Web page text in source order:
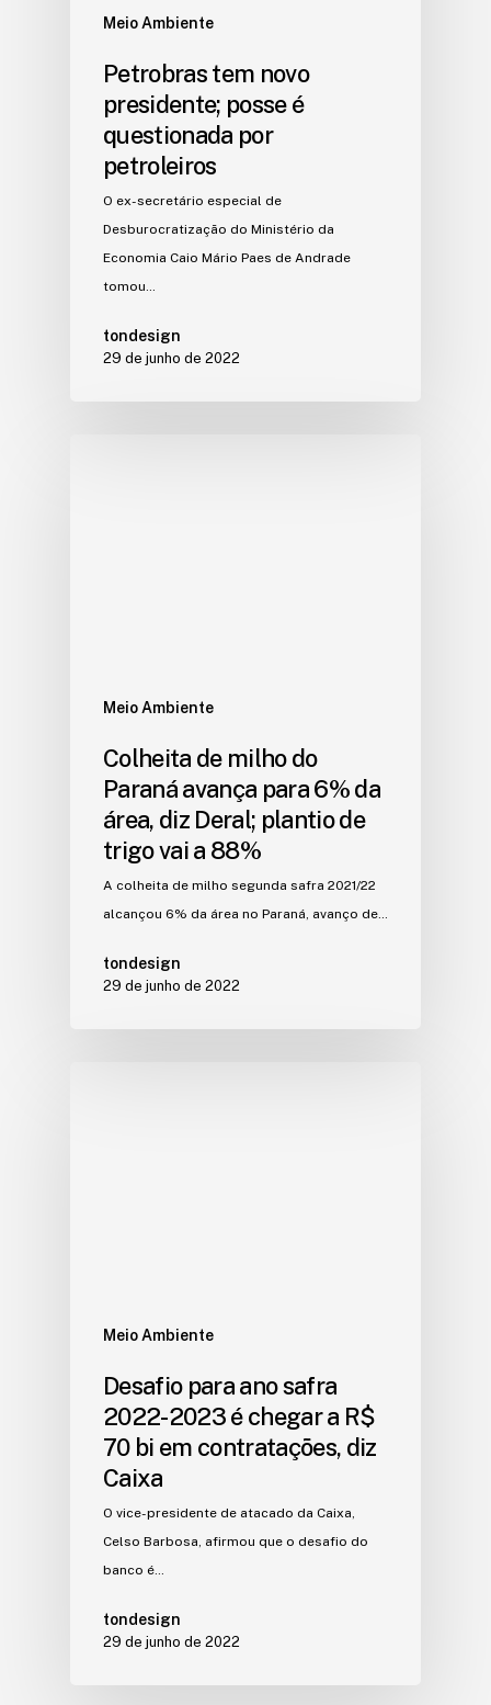
Meio Ambiente
Petrobras tem novo
presidente; posse é
questionada por
petroleiros
O ex-secretário especial de
Desburocratização do Ministério da
Economia Caio Mário Paes de Andrade
tomou…
tondesign
29 de junho de 2022
Meio Ambiente
Colheita de milho do
Paraná avança para 6% da
área, diz Deral; plantio de
trigo vai a 88%
A colheita de milho segunda safra 2021/22
alcançou 6% da área no Paraná, avanço de…
tondesign
29 de junho de 2022
Meio Ambiente
Desafio para ano safra
2022-2023 é chegar a R$
70 bi em contratações, diz
Caixa
O vice-presidente de atacado da Caixa,
Celso Barbosa, afirmou que o desafio do
banco é…
tondesign
29 de junho de 2022